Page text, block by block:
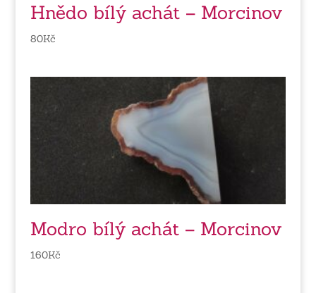
Hnědo bílý achát – Morcinov
80Kč
Modro bílý achát – Morcinov
160Kč